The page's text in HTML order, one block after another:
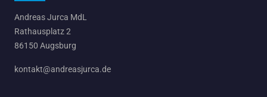
Andreas Jurca MdL
Rathausplatz 2
86150 Augsburg
kontakt@andreasjurca.de